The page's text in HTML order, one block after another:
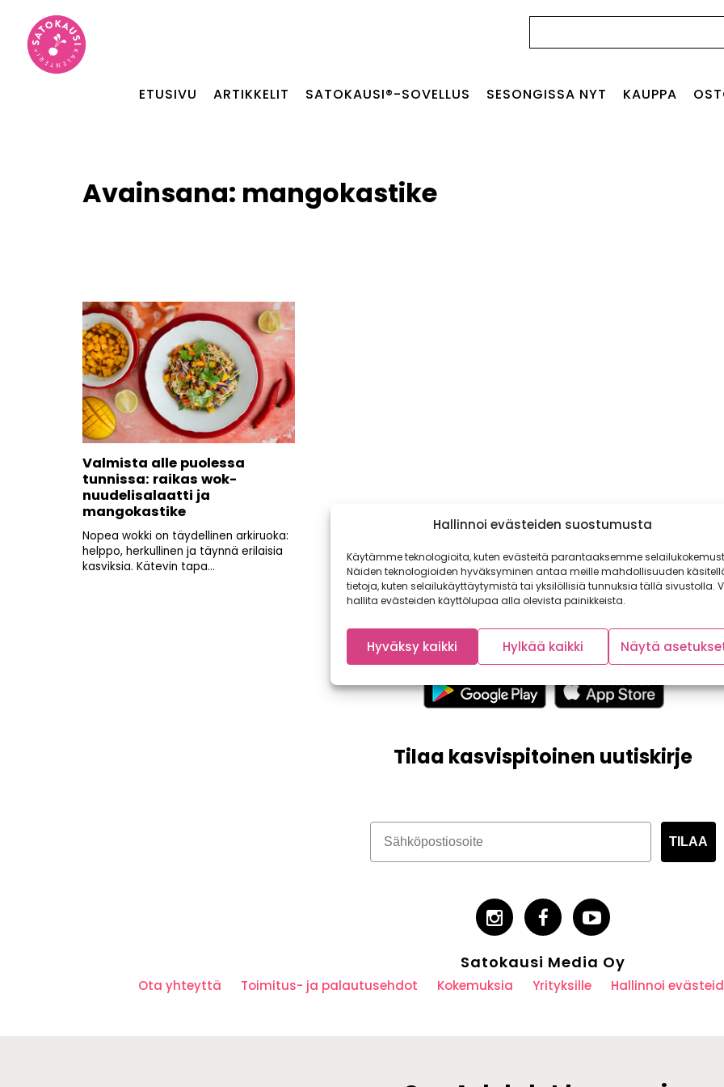
Hallinnoi evästeiden suostumusta
Käytämme teknologioita, kuten evästeitä parantaaksemme
Näiden teknologioiden hyväksyminen antaa meille mahdollisuuden
tietoja, kuten selailukäyttäytymistä tai yksilöllisiä tunnuksia tällä sivustolla.
hallita evästeiden käyttölupaa alla olevista painikkeista.
Hyväksy kaikki Hylkää kaikki Näytä
ETUSIVU ARTIKKELIT SATOKAUSI®-SOVELLUS SESONGISSA NYT KAUPPA
Avainsana: mangokastike
Valmista alle puolessa
tunnissa: raikas wok-
nuudelisalaatti ja
mangokastike
Nopea wokki on täydellinen arkiruoka:
helppo, herkullinen ja täynnä erilaisia
kasviksia. Kätevin tapa...
Tilaa kasvispitoinen uutiskirje
TILAA
Satokausi Media Oy
Ota yhteyttä Toimitus- ja palautusehdot Kokemuksia Yrityksille Hallinnoi